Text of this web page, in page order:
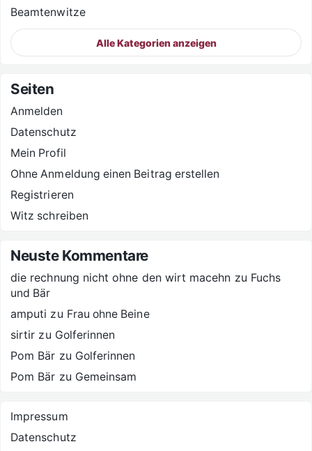
Beamtenwitze
Alle Kategorien anzeigen
Seiten
Anmelden
Datenschutz
Mein Profil
Ohne Anmeldung einen Beitrag erstellen
Registrieren
Witz schreiben
Neuste Kommentare
die rechnung nicht ohne den wirt macehn zu Fuchs
und Bär
amputi zu Frau ohne Beine
sirtir zu Golferinnen
Pom Bär zu Golferinnen
Pom Bär zu Gemeinsam
Impressum
Datenschutz